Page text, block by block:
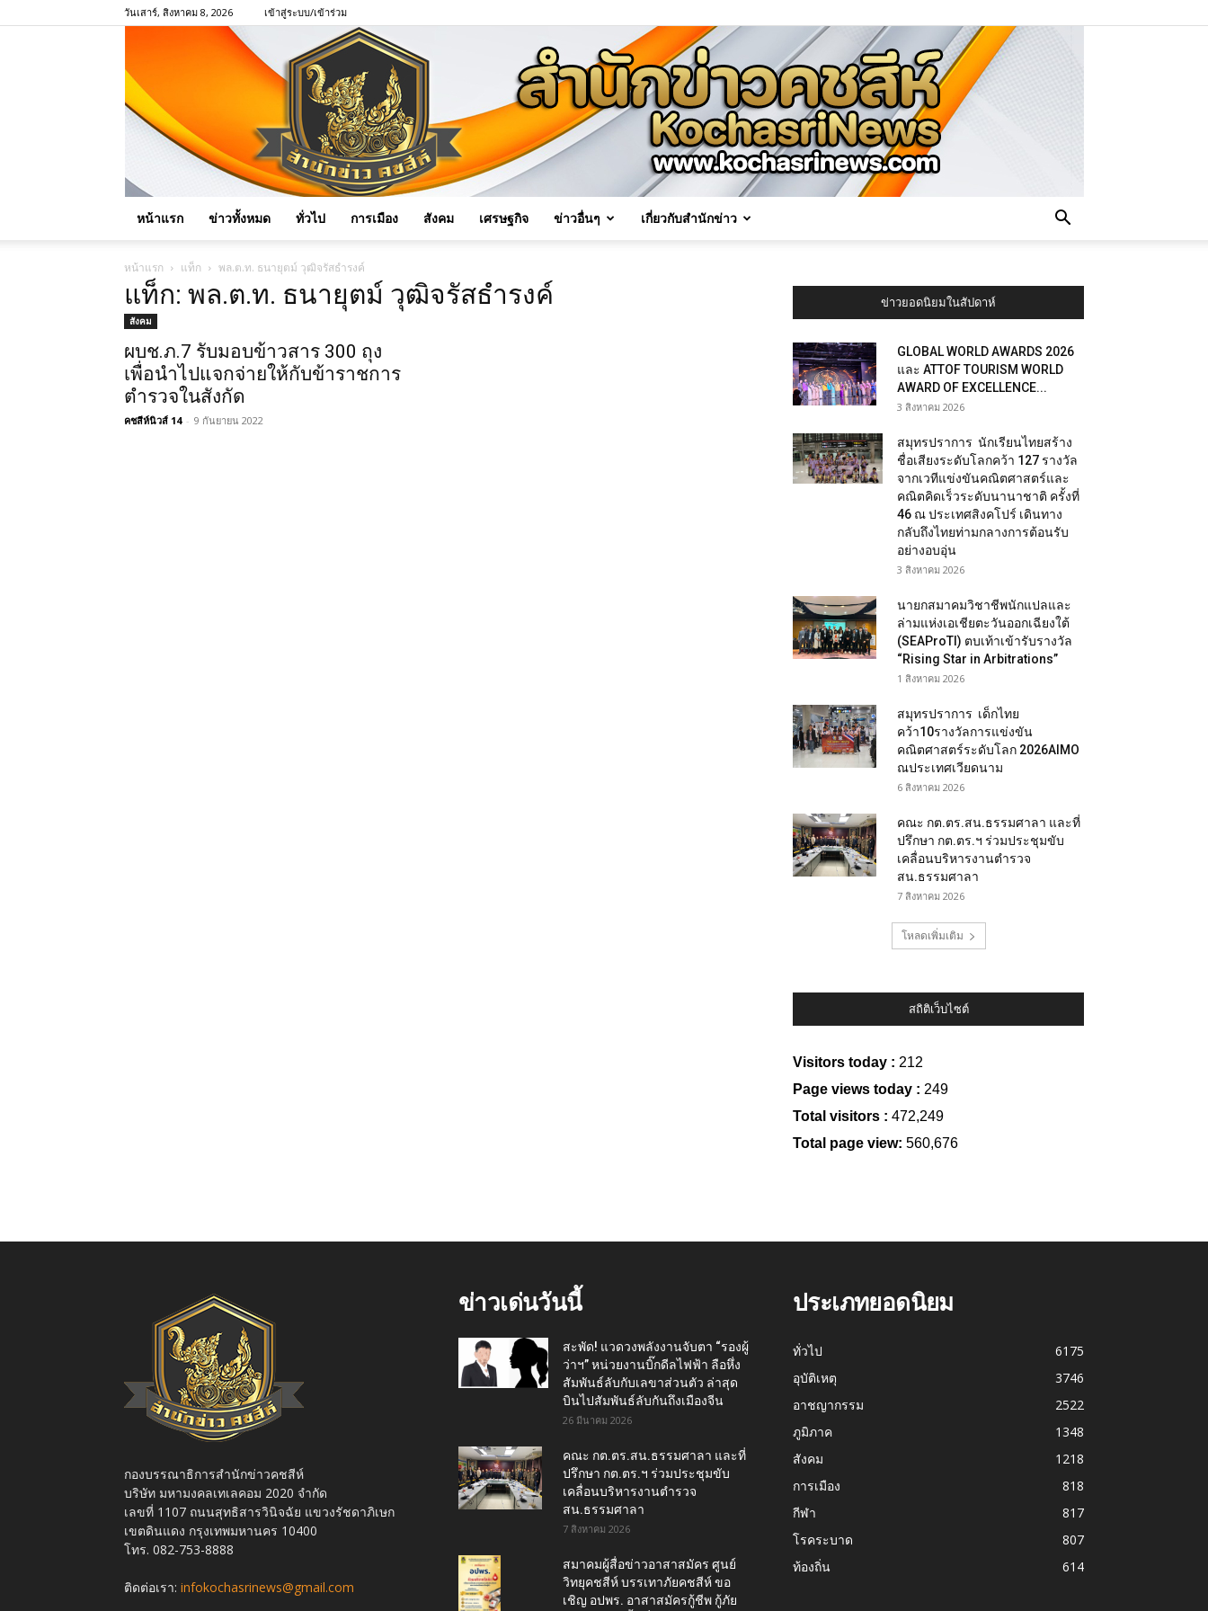
วันเสาร์, สิงหาคม 8, 2026 เข้าสู่ระบบ/เข้าร่วม
หน้าแรก ข่าวทั้งหมด ทั่วไป การเมือง สังคม เศรษฐกิจ ข่าวอื่นๆ เกี่ยวกับสำนักข่าว
หน้าแรก แท็ก พล.ต.ท. ธนายุตม์ วุฒิจรัสธำรงค์
แท็ก: พล.ต.ท. ธนายุตม์ วุฒิจรัสธำรงค์
สังคม
ผบช.ภ.7 รับมอบข้าวสาร 300 ถุง
เพื่อนำไปแจกจ่ายให้กับข้าราชการ
ตำรวจในสังกัด
คชสีห์นิวส์ 14 - 9 กันยายน 2022
ข่าวยอดนิยมในสัปดาห์
GLOBAL WORLD AWARDS 2026
และ ATTOF TOURISM WORLD
AWARD OF EXCELLENCE...
3 สิงหาคม 2026
สมุทรปราการ นักเรียนไทยสร้าง
ชื่อเสียงระดับโลกคว้า 127 รางวัล
จากเวทีแข่งขันคณิตศาสตร์และ
คณิตคิดเร็วระดับนานาชาติ ครั้งที่
46 ณ ประเทศสิงคโปร์ เดินทาง
กลับถึงไทยท่ามกลางการต้อนรับ
อย่างอบอุ่น
3 สิงหาคม 2026
นายกสมาคมวิชาชีพนักแปลและ
ล่ามแห่งเอเชียตะวันออกเฉียงใต้
(SEAProTI) ตบเท้าเข้ารับรางวัล
“Rising Star in Arbitrations”
1 สิงหาคม 2026
สมุทรปราการ เด็กไทย
คว้า10รางวัลการแข่งขัน
คณิตศาสตร์ระดับโลก 2026AIMO
ณประเทศเวียดนาม
6 สิงหาคม 2026
คณะ กต.ตร.สน.ธรรมศาลา และที่
ปรึกษา กต.ตร.ฯ ร่วมประชุมขับ
เคลื่อนบริหารงานตำรวจ
สน.ธรรมศาลา
7 สิงหาคม 2026
โหลดเพิ่มเติม
สถิติเว็บไซต์
Visitors today : 212
Page views today : 249
Total visitors : 472,249
Total page view: 560,676
กองบรรณาธิการสำนักข่าวคชสีห์
บริษัท มหามงคลเทเลคอม 2020 จำกัด
เลขที่ 1107 ถนนสุทธิสารวินิจฉัย แขวงรัชดาภิเษก
เขตดินแดง กรุงเทพมหานคร 10400
โทร. 082-753-8888
ติดต่อเรา: infokochasrinews@gmail.com
ข่าวเด่นวันนี้
สะพัด! แวดวงพลังงานจับตา “รองผู้
ว่าฯ” หน่วยงานบิ๊กดีลไฟฟ้า ลือหึ่ง
สัมพันธ์ลับกับเลขาส่วนตัว ล่าสุด
บินไปสัมพันธ์ลับกันถึงเมืองจีน
26 มีนาคม 2026
คณะ กต.ตร.สน.ธรรมศาลา และที่
ปรึกษา กต.ตร.ฯ ร่วมประชุมขับ
เคลื่อนบริหารงานตำรวจ
สน.ธรรมศาลา
7 สิงหาคม 2026
สมาคมผู้สื่อข่าวอาสาสมัคร ศูนย์
วิทยุคชสีห์ บรรเทาภัยคชสีห์ ขอ
เชิญ อปพร. อาสาสมัครกู้ชีพ กู้ภัย
ประเภทยอดนิยม
ทั่วไป
6175
อุบัติเหตุ
3746
อาชญากรรม
2522
ภูมิภาค
1348
สังคม
1218
การเมือง
818
กีฬา
817
โรคระบาด
807
ท้องถิ่น
614